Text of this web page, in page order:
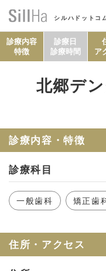
シルハドットコ
セ
診療内容
特徴
診療日
診療時間
ア
北郷デ
診療内容・特徴
診療科目
一般歯科 矯正歯
住所・アクセス